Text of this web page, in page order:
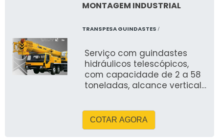
segurança e custo-
MONTAGEM INDUSTRIAL
TRANSPESA GUINDASTES /
Serviço com guindastes
hidráulicos telescópicos,
com capacidade de 2 a 58
toneladas, alcance vertical
Equipamentos com
estabilizadores, operação
COTAR AGORA